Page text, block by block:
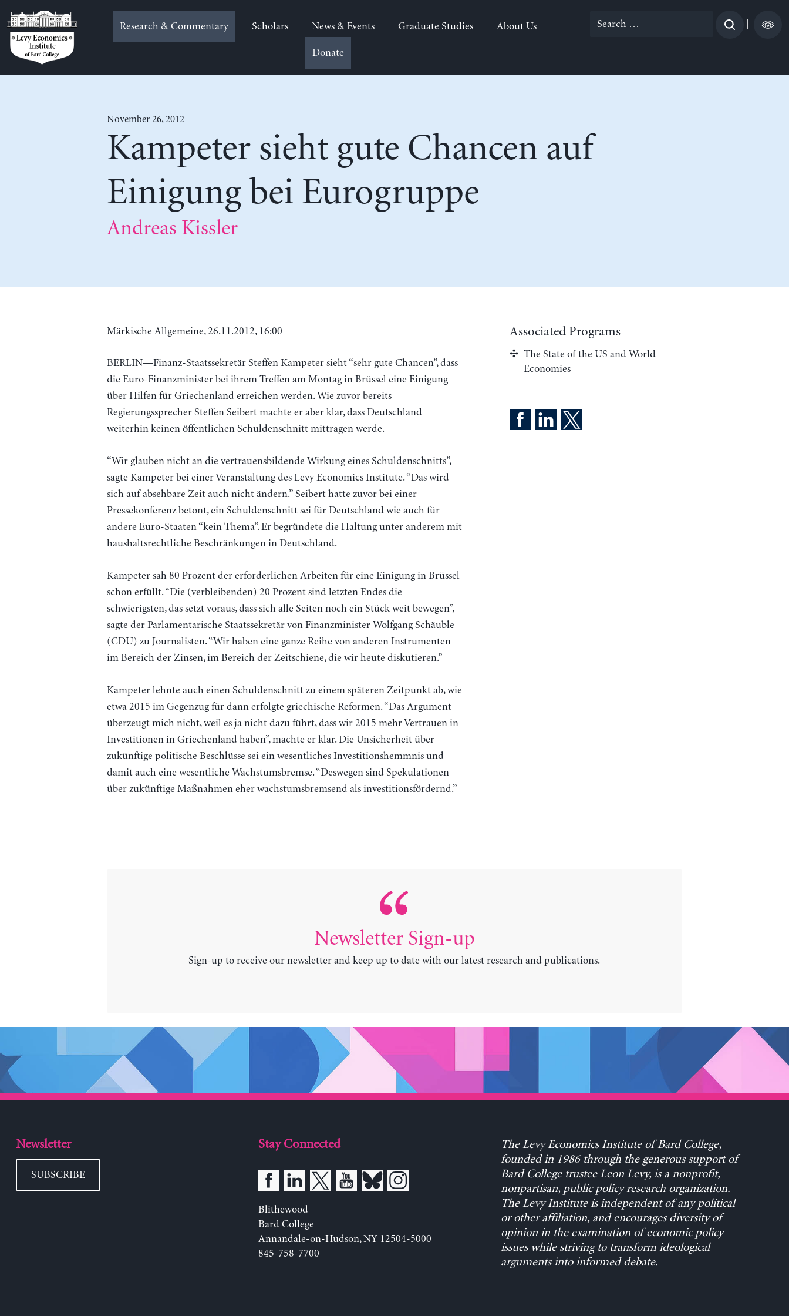
to
content
Research & Commentary Scholars News & Events Graduate Studies About Us
Donate
Search
November 26, 2012
Kampeter sieht gute Chancen auf
Einigung bei Eurogruppe
Andreas Kissler
Märkische Allgemeine, 26.11.2012, 16:00
BERLIN—Finanz-Staatssekretär Steffen Kampeter sieht “sehr gute Chancen”, dass
die Euro-Finanzminister bei ihrem Treffen am Montag in Brüssel eine Einigung
über Hilfen für Griechenland erreichen werden. Wie zuvor bereits
Regierungssprecher Steffen Seibert machte er aber klar, dass Deutschland
weiterhin keinen öffentlichen Schuldenschnitt mittragen werde.
“Wir glauben nicht an die vertrauensbildende Wirkung eines Schuldenschnitts”,
sagte Kampeter bei einer Veranstaltung des Levy Economics Institute. “Das wird
sich auf absehbare Zeit auch nicht ändern.” Seibert hatte zuvor bei einer
Pressekonferenz betont, ein Schuldenschnitt sei für Deutschland wie auch für
andere Euro-Staaten “kein Thema”. Er begründete die Haltung unter anderem mit
haushaltsrechtliche Beschränkungen in Deutschland.
Kampeter sah 80 Prozent der erforderlichen Arbeiten für eine Einigung in Brüssel
schon erfüllt. “Die (verbleibenden) 20 Prozent sind letzten Endes die
schwierigsten, das setzt voraus, dass sich alle Seiten noch ein Stück weit bewegen”,
sagte der Parlamentarische Staatssekretär von Finanzminister Wolfgang Schäuble
(CDU) zu Journalisten. “Wir haben eine ganze Reihe von anderen Instrumenten
im Bereich der Zinsen, im Bereich der Zeitschiene, die wir heute diskutieren.”
Kampeter lehnte auch einen Schuldenschnitt zu einem späteren Zeitpunkt ab, wie
etwa 2015 im Gegenzug für dann erfolgte griechische Reformen. “Das Argument
überzeugt mich nicht, weil es ja nicht dazu führt, dass wir 2015 mehr Vertrauen in
Investitionen in Griechenland haben”, machte er klar. Die Unsicherheit über
zukünftige politische Beschlüsse sei ein wesentliches Investitionshemmnis und
damit auch eine wesentliche Wachstumsbremse. “Deswegen sind Spekulationen
über zukünftige Maßnahmen eher wachstumsbremsend als investitionsfördernd.”
Associated Programs
The State of the US and World
Economies
Newsletter Sign-up
Sign-up to receive our newsletter and keep up to date with our latest research and publications.
Newsletter
SUBSCRIBE
Stay Connected
Blithewood
Bard College
Annandale-on-Hudson, NY 12504-5000
845-758-7700
The Levy Economics Institute of Bard College,
founded in 1986 through the generous support of
Bard College trustee Leon Levy, is a nonprofit,
nonpartisan, public policy research organization.
The Levy Institute is independent of any political
or other affiliation, and encourages diversity of
opinion in the examination of economic policy
issues while striving to transform ideological
arguments into informed debate.